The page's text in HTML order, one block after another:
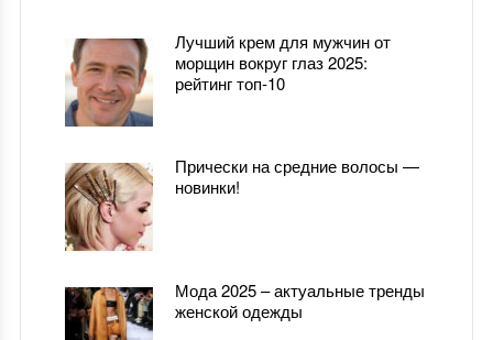
Лучший крем для мужчин от
морщин вокруг глаз 2025:
рейтинг топ-10
Прически на средние волосы —
новинки!
Мода 2025 – актуальные тренды
женской одежды